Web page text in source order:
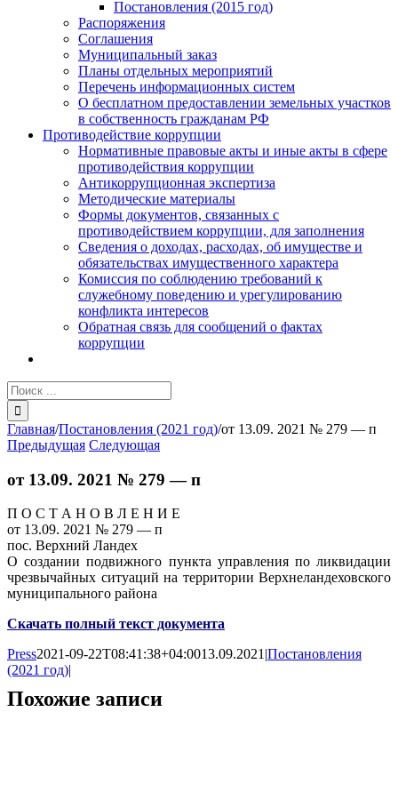
Постановления (2015 год)
Распоряжения
Соглашения
Муниципальный заказ
Планы отдельных мероприятий
Перечень информационных систем
О бесплатном предоставлении земельных участков
в собственность гражданам РФ
Противодействие коррупции
Нормативные правовые акты и иные акты в сфере
противодействия коррупции
Антикоррупционная экспертиза
Методические материалы
Формы документов, связанных с
противодействием коррупции, для заполнения
Сведения о доходах, расходах, об имуществе и
обязательствах имущественного характера
Комиссия по соблюдению требований к
служебному поведению и урегулированию
конфликта интересов
Обратная связь для сообщений о фактах
коррупции
Результат
поиска:
Главная/Постановления (2021 год)/от 13.09. 2021 № 279 — п
Предыдущая Следующая
от 13.09. 2021 № 279 — п
П О С Т А Н О В Л Е Н И Е
от 13.09. 2021 № 279 — п
пос. Верхний Ландех
О создании подвижного пункта управления по ликвидации
чрезвычайных ситуаций на территории Верхнеландеховского
муниципального района
Скачать полный текст документа
Press2021-09-22T08:41:38+04:0013.09.2021|Постановления
(2021 год)|
Похожие записи